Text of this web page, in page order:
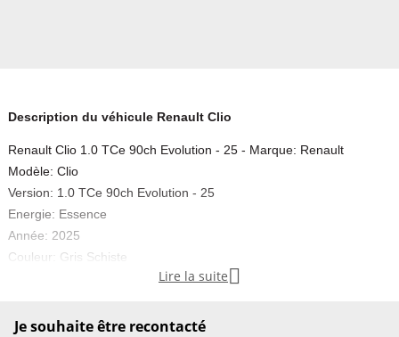
Description du véhicule Renault Clio
Renault Clio 1.0 TCe 90ch Evolution - 25 - Marque: Renault
Modèle: Clio
Version: 1.0 TCe 90ch Evolution - 25
Energie: Essence
Année: 2025
Couleur: Gris Schiste
Portes: 5
Lire la suite 
Je souhaite être recontacté